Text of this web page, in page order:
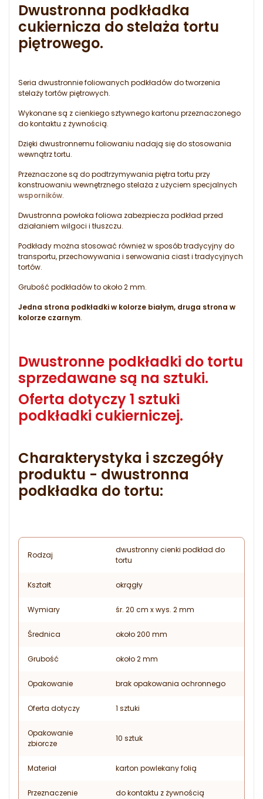
Dwustronna podkładka
cukiernicza do stelaża tortu
piętrowego.
Seria dwustronnie foliowanych podkładów do tworzenia
stelaży tortów piętrowych.
Wykonane są z cienkiego sztywnego kartonu przeznaczonego
do kontaktu z żywnością.
Dzięki dwustronnemu foliowaniu nadają się do stosowania
wewnątrz tortu.
Przeznaczone są do podtrzymywania piętra tortu przy
konstruowaniu wewnętrznego stelaża z użyciem specjalnych
wsporników.
Dwustronna powłoka foliowa zabezpiecza podkład przed
działaniem wilgoci i tłuszczu.
Podkłady można stosować również w sposób tradycyjny do
transportu, przechowywania i serwowania ciast i tradycyjnych
tortów.
Grubość podkładów to około 2 mm.
Jedna strona podkładki w kolorze białym, druga strona w
kolorze czarnym.
Dwustronne podkładki do tortu
sprzedawane są na sztuki.
Oferta dotyczy 1 sztuki
podkładki cukierniczej.
Charakterystyka i szczegóły
produktu - dwustronna
podkładka do tortu:
Rodzaj
dwustronny cienki podkład do
tortu
Kształt okrągły
Wymiary śr. 20 cm x wys. 2 mm
Średnica około 200 mm
Grubość około 2 mm
Opakowanie brak opakowania ochronnego
Oferta dotyczy 1 sztuki
Opakowanie
zbiorcze
10 sztuk
Materiał karton powlekany folią
Przeznaczenie do kontaktu z żywnością